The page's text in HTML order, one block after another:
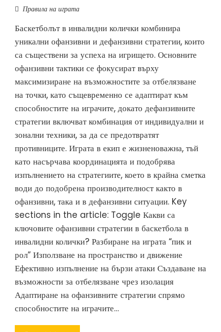
Правила на играта
Баскетболът в инвалидни колички комбинира
уникални офанзивни и дефанзивни стратегии, които
са съществени за успеха на игрището. Основните
офанзивни тактики се фокусират върху
максимизиране на възможностите за отбелязване
на точки, като същевременно се адаптират към
способностите на играчите, докато дефанзивните
стратегии включват комбинация от индивидуални и
зонални техники, за да се предотвратят
противниците. Играта в екип е жизненоважна, тъй
като насърчава координацията и подобрява
изпълнението на стратегиите, което в крайна сметка
води до подобрена производителност както в
офанзивни, така и в дефанзивни ситуации. Key
sections in the article: Toggle Какви са
ключовите офанзивни стратегии в баскетбола в
инвалидни колички? Разбиране на играта “пик и
рол” Използване на пространство и движение
Ефективно изпълнение на бързи атаки Създаване на
възможности за отбелязване чрез изолация
Адаптиране на офанзивните стратегии спрямо
способностите на играчите…